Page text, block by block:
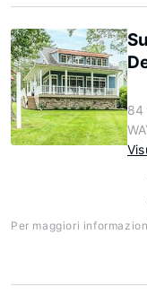
84
Per maggiori